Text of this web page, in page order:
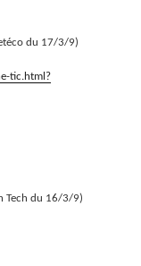
du 17/3/9)
tic.html?
Tech du 16/3/9)